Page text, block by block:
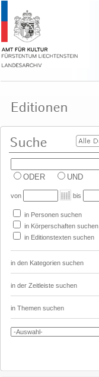
ODER UND
von bis
in Personen suchen
in Körperschaften suchen
in Editionstexten suchen
in den Kategorien suchen
in der Zeitleiste suchen
in Themen suchen